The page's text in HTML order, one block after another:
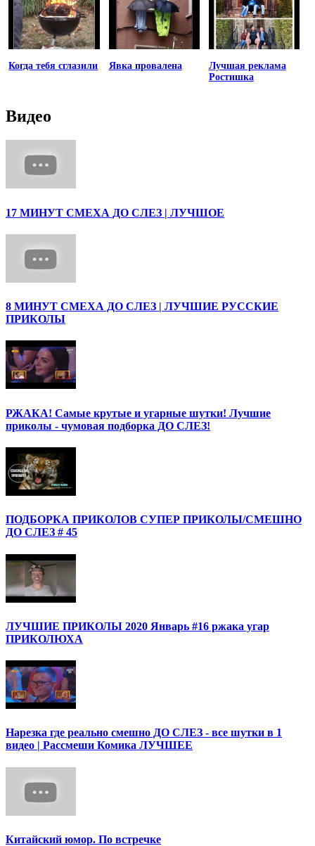
Когда тебя сглазили Явка провалена
Лучшая реклама
Ростишка
Видео
17 МИНУТ СМЕХА ДО СЛЕЗ | ЛУЧШОЕ
8 МИНУТ СМЕХА ДО СЛЕЗ | ЛУЧШИЕ РУССКИЕ
ПРИКОЛЫ
РЖАКА! Самые крутые и угарные шутки! Лучшие
приколы - чумовая подборка ДО СЛЕЗ!
ПОДБОРКА ПРИКОЛОВ СУПЕР ПРИКОЛЫ/СМЕШНО
ДО СЛЕЗ # 45
ЛУЧШИЕ ПРИКОЛЫ 2020 Январь #16 ржака угар
ПРИКОЛЮХА
Нарезка где реально смешно ДО СЛЕЗ - все шутки в 1
видео | Рассмеши Комика ЛУЧШЕЕ
Китайский юмор. По встречке